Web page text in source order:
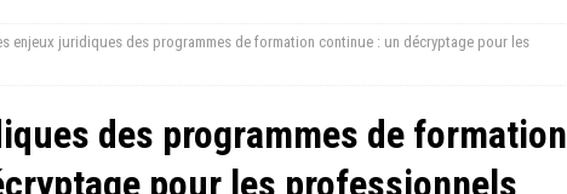
enjeux juridiques des programmes de formation continue : un décryptage pour les
des programmes de formation
pour les professionnels